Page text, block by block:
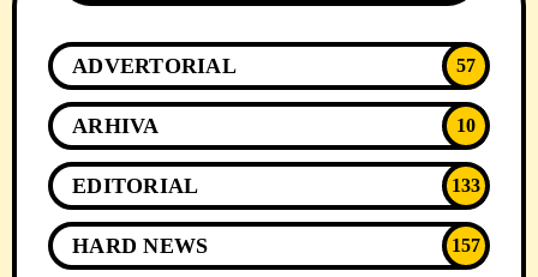
ADVERTORIAL 57
ARHIVA 10
EDITORIAL 133
HARD NEWS 157